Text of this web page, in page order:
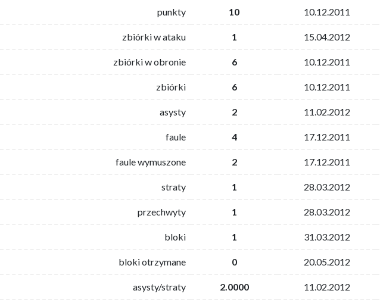
punkty 10 10.12.2011
zbiórki w ataku 1 15.04.2012
zbiórki w obronie 6 10.12.2011
zbiórki 6 10.12.2011
asysty 2 11.02.2012
faule 4 17.12.2011
faule wymuszone 2 17.12.2011
straty 1 28.03.2012
przechwyty 1 28.03.2012
bloki 1 31.03.2012
bloki otrzymane 0 20.05.2012
asysty/straty 2.0000 11.02.2012